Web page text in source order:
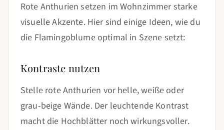
Rote Anthurien setzen im Wohnzimmer starke
visuelle Akzente. Hier sind einige Ideen, wie du
die Flamingoblume optimal in Szene setzt:
Kontraste nutzen
Stelle rote Anthurien vor helle, weiße oder
grau-beige Wände. Der leuchtende Kontrast
macht die Hochblätter noch wirkungsvoller.